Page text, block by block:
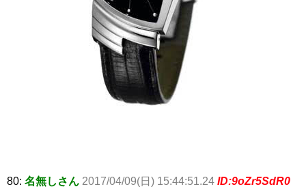
80: 名無しさん 2017/04/09(日) 15:44:51.24 ID:9oZr5SdR0